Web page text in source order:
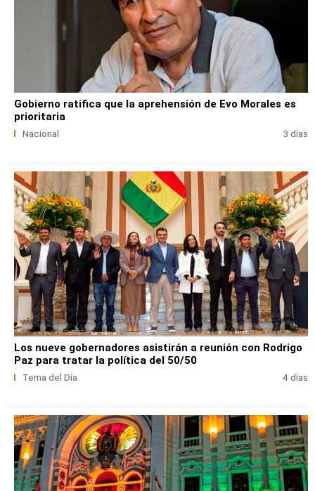
Gobierno ratifica que la aprehensión de Evo Morales es
prioritaria
Nacional 3 días
Los nueve gobernadores asistirán a reunión con Rodrigo
Paz para tratar la política del 50/50
Tema del Día 4 días